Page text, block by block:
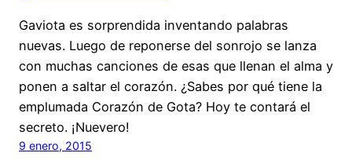
Gaviota es sorprendida inventando palabras
nuevas. Luego de reponerse del sonrojo se lanza
con muchas canciones de esas que llenan el alma y
ponen a saltar el corazón. ¿Sabes por qué tiene la
emplumada Corazón de Gota? Hoy te contará el
secreto. ¡Nuevero!
9 enero, 2015